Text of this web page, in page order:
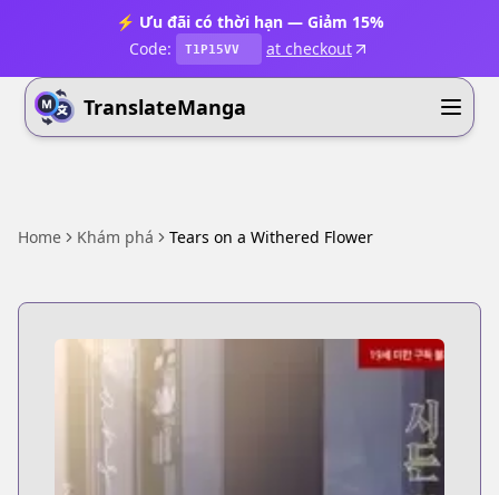
⚡ Ưu đãi có thời hạn — Giảm 15%
Code:
T1P15VV at checkout
TranslateManga
Home Khám phá Tears on a Withered Flower